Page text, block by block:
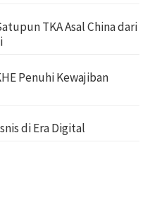
TKA Asal China dari
Penuhi Kewajiban
di Era Digital